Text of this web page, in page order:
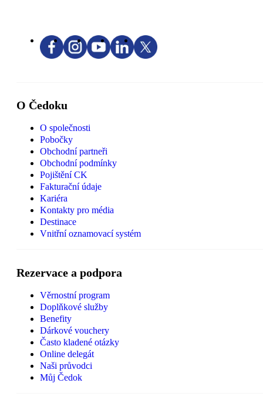
O Čedoku
O společnosti
Pobočky
Obchodní partneři
Obchodní podmínky
Pojištění CK
Fakturační údaje
Kariéra
Kontakty pro média
Destinace
Vnitřní oznamovací systém
Rezervace a podpora
Věrnostní program
Doplňkové služby
Benefity
Dárkové vouchery
Často kladené otázky
Online delegát
Naši průvodci
Můj Čedok